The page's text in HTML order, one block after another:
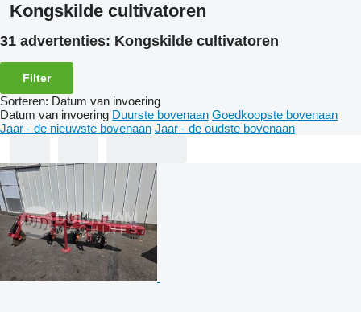
Kongskilde cultivatoren
31 advertenties: Kongskilde cultivatoren
Filter
Sorteren: Datum van invoering
Datum van invoering Duurste bovenaan Goedkoopste bovenaan
Jaar - de nieuwste bovenaan Jaar - de oudste bovenaan